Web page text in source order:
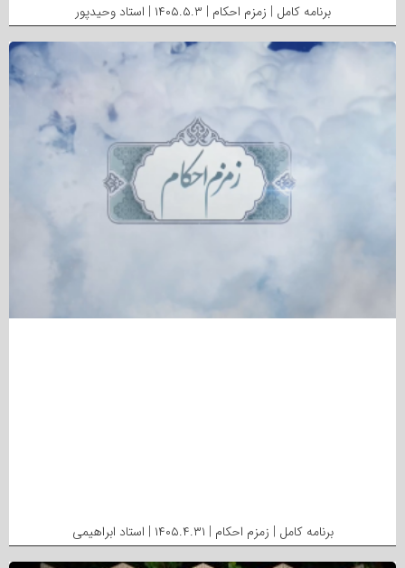
برنامه کامل | زمزم احکام | ۱۴۰۵.۵.۳ | استاد وحیدپور
برنامه کامل | زمزم احکام | ۱۴۰۵.۴.۳۱ | استاد ابراهیمی